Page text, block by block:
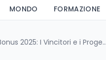
MONDO FORMAZIONE
Concorso Art Bonus 2025: I Vincitori e i Progetti Selezionati